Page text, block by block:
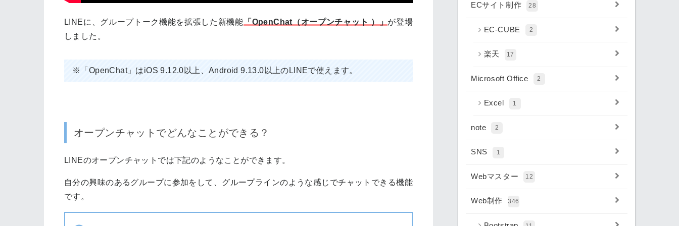
LINEに、グループトーク機能を拡張した新機能 「OpenChat（オープンチャット ）」 が登場
しました。
※「OpenChat」はiOS 9.12.0以上、Android 9.13.0以上のLINEで使えます。
オープンチャットでどんなことができる？
LINEのオープンチャットでは下記のようなことができます。
自分の興味のあるグループに参加をして、グループラインのような感じでチャットできる機能
です。
ECサイト制作 28
EC-CUBE 2
楽天 17
Microsoft Office 2
Excel 1
note 2
SNS 1
Webマスター 12
Web制作 346